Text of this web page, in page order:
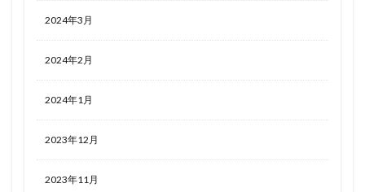
2024年3月
2024年2月
2024年1月
2023年12月
2023年11月